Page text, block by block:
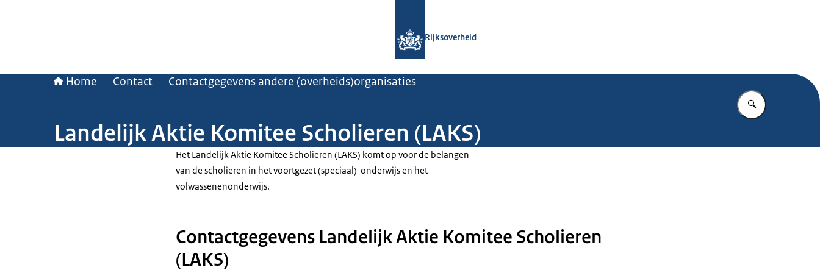
Rijksoverheid
Home Contact Contactgegevens andere (overheids)organisaties
Vul in wat u
Landelijk Aktie Komitee Scholieren (LAKS)
Het Landelijk Aktie Komitee Scholieren (LAKS) komt op voor de belangen
van de scholieren in het voortgezet (speciaal) onderwijs en het
volwassenenonderwijs.
Contactgegevens Landelijk Aktie Komitee Scholieren
(LAKS)